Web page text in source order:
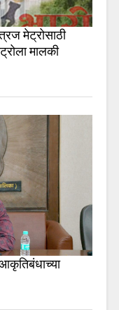
मेट्रोसाठी
मालकी